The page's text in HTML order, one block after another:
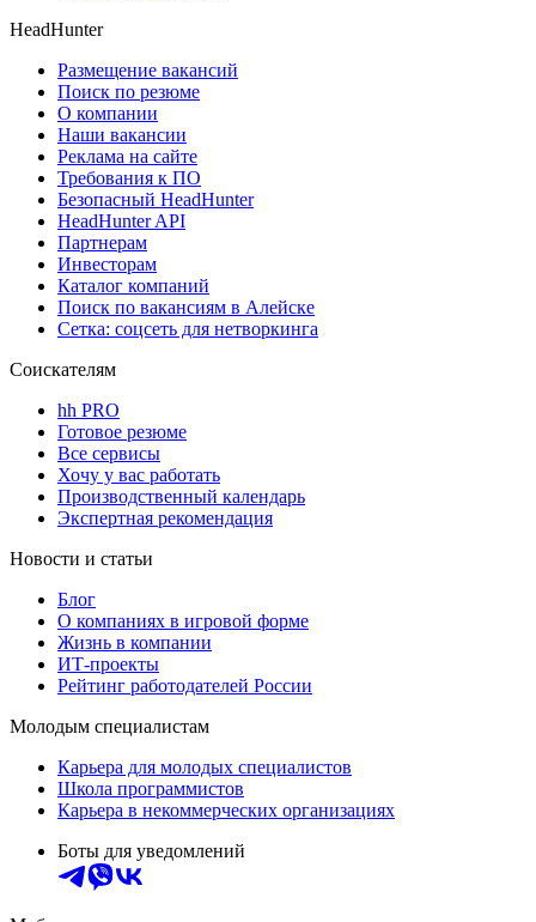
HeadHunter
Размещение вакансий
Поиск по резюме
О компании
Наши вакансии
Реклама на сайте
Требования к ПО
Безопасный HeadHunter
HeadHunter API
Партнерам
Инвесторам
Каталог компаний
Поиск по вакансиям в Алейске
Сетка: соцсеть для нетворкинга
Соискателям
hh PRO
Готовое резюме
Все сервисы
Хочу у вас работать
Производственный календарь
Экспертная рекомендация
Новости и статьи
Блог
О компаниях в игровой форме
Жизнь в компании
ИТ-проекты
Рейтинг работодателей России
Молодым специалистам
Карьера для молодых специалистов
Школа программистов
Карьера в некоммерческих организациях
Боты для уведомлений